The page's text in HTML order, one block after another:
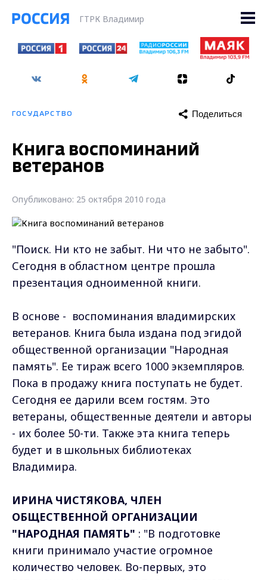
ГТРК Владимир
ГОСУДАРСТВО Поделиться
Книга воспоминаний
ветеранов
Опубликовано: 25 октября 2010 года
"Поиск. Ни кто не забыт. Ни что не забыто".
Сегодня в областном центре прошла
презентация одноименной книги.
В основе - воспоминания владимирских
ветеранов. Книга была издана под эгидой
общественной организации "Народная
память". Ее тираж всего 1000 экземпляров.
Пока в продажу книга поступать не будет.
Сегодня ее дарили всем гостям. Это
ветераны, общественные деятели и авторы
- их более 50-ти. Также эта книга теперь
будет и в школьных библиотеках
Владимира.
ИРИНА ЧИСТЯКОВА, ЧЛЕН
ОБЩЕСТВЕННОЙ ОРГАНИЗАЦИИ
"НАРОДНАЯ ПАМЯТЬ" : "В подготовке
книги принимало участие огромное
количество человек. Во-первых, это